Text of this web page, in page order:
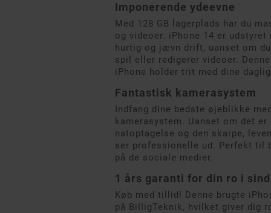
Imponerende ydeevne
Med 128 GB lagerplads har du
og videoer. iPhone 14 er
hurtig og jævn drift, uanset om
spil eller redigerer videoer.
iPhone holder trit med dine
Fantastisk kamerasystem
Indfang dine bedste øjeblikke
kamerasystem. Uanset om det
natoptagelse og den skarpe,
ser professionelle ud. Perfekt til
på de sociale medier.
1 års garanti for din ro i
Køb med tillid! Denne brugte
på BilligTeknik, hvilket giver dig